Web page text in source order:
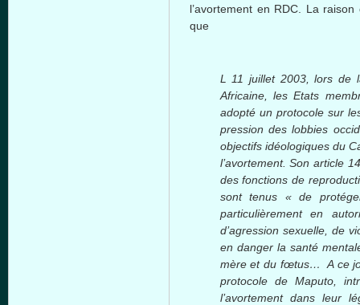
l’avortement en RDC. La
que
L 11 juillet 2003, lors de
Africaine, les Etats
adopté un protocole sur
pression des lobbies
objectifs idéologiques du
l’avortement. Son article
des fonctions de
sont tenus « de
particulièrement en
d’agression sexuelle, de
en danger la santé
mère et du fœtus… A ce
protocole de Maputo,
l’avortement dans leur